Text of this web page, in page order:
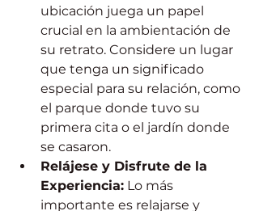
ubicación juega un papel
crucial en la ambientación de
su retrato. Considere un lugar
que tenga un significado
especial para su relación, como
el parque donde tuvo su
primera cita o el jardín donde
se casaron.
Relájese y Disfrute de la
Experiencia: Lo más
importante es relajarse y